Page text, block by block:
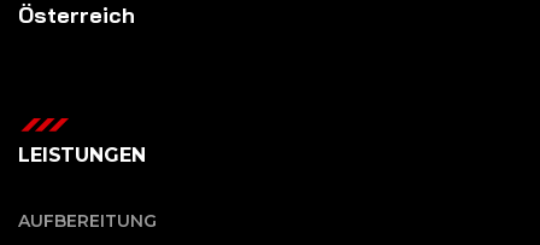
Österreich
LEISTUNGEN
AUFBEREITUNG